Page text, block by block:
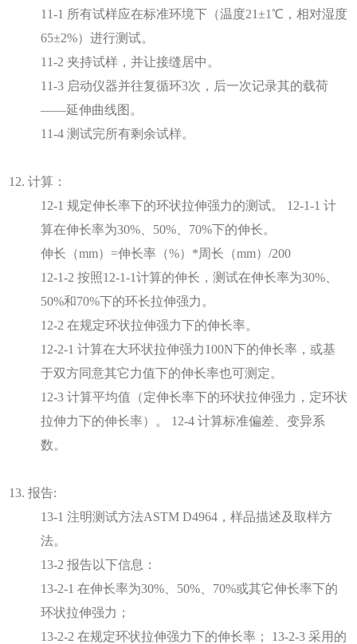
11-1 所有试样应在标准环境下（温度21±1℃，相对湿度
65±2%）进行测试。
11-2 夹持试样，并让接缝居中。
11-3 启动仪器并往复循环3次，后一次记录其的载荷
——延伸曲线图。
11-4 测试完所有剩余试样。
12. 计算：
12-1 规定伸长率下的环状拉伸强力的测试。 12-1-1 计
算在伸长率为30%、50%、70%下的伸长。
伸长（mm）=伸长率（%）*周长（mm）/200
12-1-2 按照12-1-1计算的伸长，测试在伸长率为30%、
50%和70%下的环长拉伸强力。
12-2 在规定环状拉伸强力下的伸长率。
12-2-1 计算在大环状拉伸强力100N下的伸长率，或基
于双方同意其它力值下的伸长率也可测定。
12-3 计算平均值（定伸长率下的环状拉伸强力，定环状
拉伸力下的伸长率）。 12-4 计算标准偏差、变异系
数。
13. 报告:
13-1 注明测试方法ASTM D4964，样品描述及取样方
法。
13-2 报告以下信息：
13-2-1 在伸长率为30%、50%、70%或其它伸长率下的
环状拉伸强力；
13-2-2 在规定环状拉伸强力下的伸长率； 13-2-3 采用的